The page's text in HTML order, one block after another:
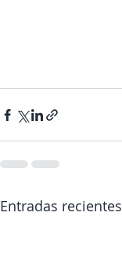
Entradas recientes